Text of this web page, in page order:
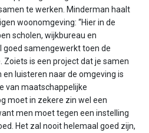
te werken. Minderman haalt
woonomgeving: “Hier in de
scholen, wijkbureau en
samengewerkt toen de
is een project dat je samen
en luisteren naar de omgeving is
van maatschappelijke
moet in zekere zin wel een
men moet tegen een instelling
Het zal nooit helemaal goed zijn,